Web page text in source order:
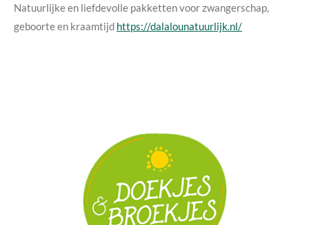
Natuurlijke en liefdevolle pakketten voor zwangerschap,
geboorte en kraamtijd https://dalalounatuurlijk.nl/